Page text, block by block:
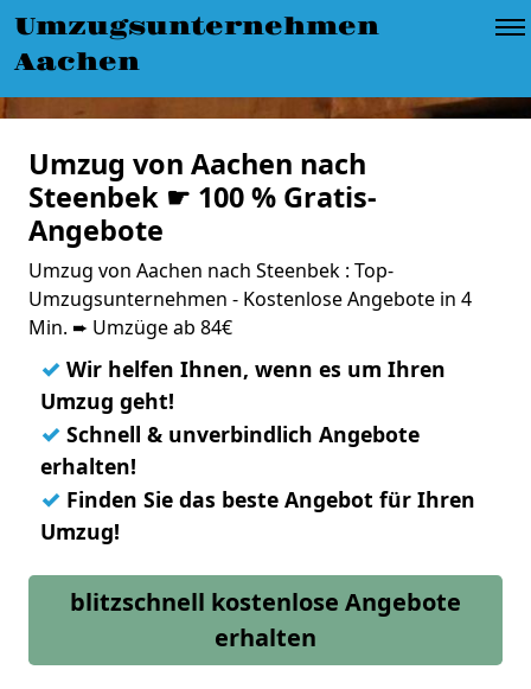
Umzugsunternehmen
Aachen
Umzug von Aachen nach
Steenbek ☛ 100 % Gratis-
Angebote
Umzug von Aachen nach Steenbek : Top-
Umzugsunternehmen - Kostenlose Angebote in 4
Min. ➨ Umzüge ab 84€
✓ Wir helfen Ihnen, wenn es um Ihren
Umzug geht!
✓ Schnell & unverbindlich Angebote
erhalten!
✓ Finden Sie das beste Angebot für Ihren
Umzug!
blitzschnell kostenlose Angebote
erhalten